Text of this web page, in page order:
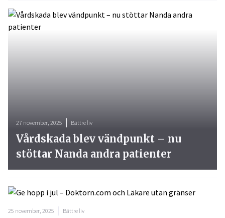
27 november, 2025 Bättre liv
Vårdskada blev vändpunkt – nu
stöttar Nanda andra patienter
25 november, 2025 Bättre liv